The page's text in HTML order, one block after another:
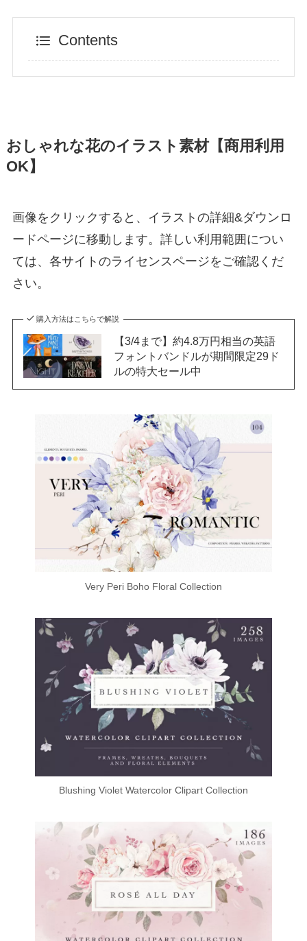
Contents
おしゃれな花のイラスト素材【商用利用
OK】
画像をクリックすると、イラストの詳細&ダウンロ
ードページに移動します。詳しい利用範囲につい
ては、各サイトのライセンスページをご確認くだ
さい。
購入方法はこちらで解説
【3/4まで】約4.8万円相当の英語
フォントバンドルが期間限定29ド
ルの特大セール中
Very Peri Boho Floral Collection
Blushing Violet Watercolor Clipart Collection